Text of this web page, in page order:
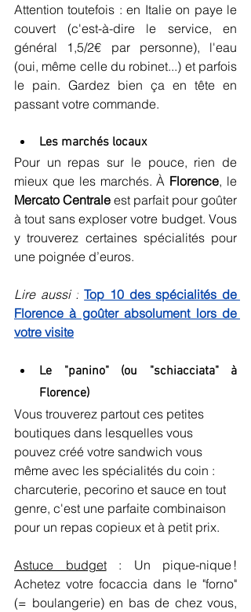
Attention toutefois : en Italie on paye le
couvert (c'est-à-dire le service, en
général 1,5/2€ par personne), l'eau
(oui, même celle du robinet...) et parfois
le pain. Gardez bien ça en tête en
passant votre commande.
Les marchés locaux
Pour un repas sur le pouce, rien de
mieux que les marchés. À Florence
Mercato Centrale est parfait pour goûter
à tout sans exploser votre budget. Vous
y trouverez certaines spécialités pour
une poignée d’euros.
Lire aussi : Top 10 des spécialités de
Florence à goûter absolument lors de
votre visite
Le "panino" (ou "schiacciata" à
Florence)
Vous trouverez partout ces petites
boutiques dans lesquelles vous
pouvez créé votre sandwich vous
même avec les spécialités du coin :
charcuterie, pecorino et sauce en tout
genre, c'est une parfaite combinaison
pour un repas copieux et à petit prix.
Astuce budget : Un pique-nique !
Achetez votre focaccia dans le "forno"
(= boulangerie) en bas de chez vous,